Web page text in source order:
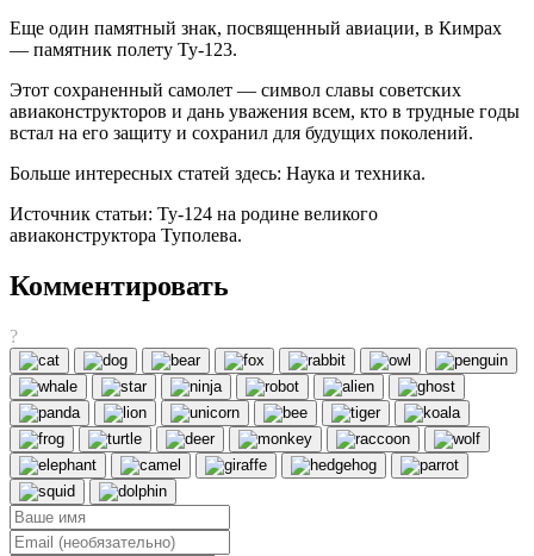
Еще один памятный знак, посвященный авиации, в Кимрах
— памятник полету Ту-123.
Этот сохраненный самолет — символ славы советских
авиаконструкторов и дань уважения всем, кто в трудные годы
встал на его защиту и сохранил для будущих поколений.
Больше интересных статей здесь: Наука и техника.
Источник статьи: Ту-124 на родине великого
авиаконструктора Туполева.
Комментировать
?